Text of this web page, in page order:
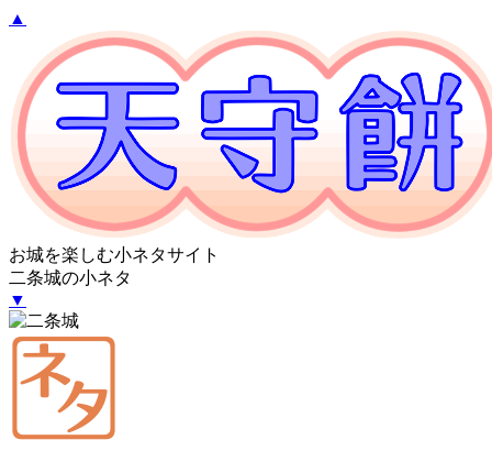
▲
お城を楽しむ小ネタサイト
二条城の小ネタ
▼